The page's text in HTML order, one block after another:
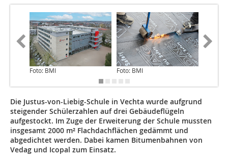
Foto: BMI Foto: BMI
Die Justus-von-Liebig-Schule in Vechta wurde aufgrund
steigender Schülerzahlen auf drei Gebäudeflügeln
aufgestockt. Im Zuge der Erweiterung der Schule mussten
insgesamt 2000 m² Flachdachflächen gedämmt und
abgedichtet werden. Dabei kamen Bitumenbahnen von
Vedag und Icopal zum Einsatz.